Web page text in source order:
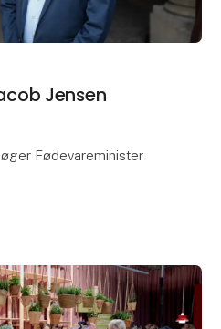
Jensen
Fødevareminister